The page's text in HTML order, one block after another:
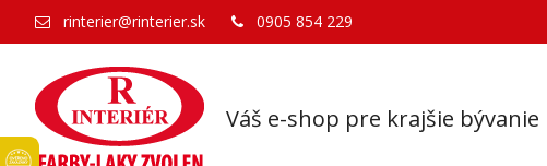
Váš e-shop pre krajšie bývanie
rinterier@rinterier.sk 0905 854 229